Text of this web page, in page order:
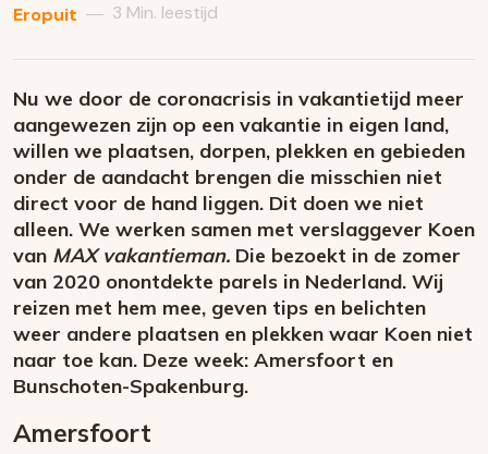
Eropuit — 3 Min. leestijd
Nu we door de coronacrisis in vakantietijd meer
aangewezen zijn op een vakantie in eigen land,
willen we plaatsen, dorpen, plekken en gebieden
onder de aandacht brengen die misschien niet
direct voor de hand liggen. Dit doen we niet
alleen. We werken samen met verslaggever Koen
van MAX vakantieman. Die bezoekt in de zomer
van 2020 onontdekte parels in Nederland. Wij
reizen met hem mee, geven tips en belichten
weer andere plaatsen en plekken waar Koen niet
naar toe kan. Deze week: Amersfoort en
Bunschoten-Spakenburg.
Amersfoort